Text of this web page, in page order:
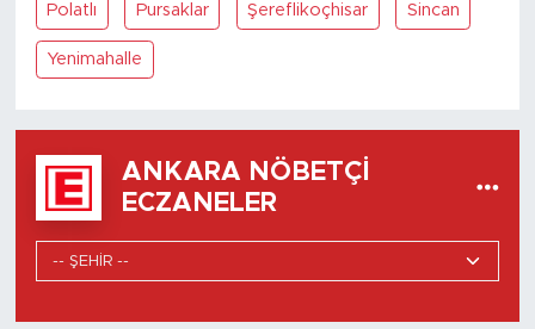
Polatlı Pursaklar Şereflikoçhisar Sincan
Yenimahalle
ANKARA NÖBETÇI
ECZANELER